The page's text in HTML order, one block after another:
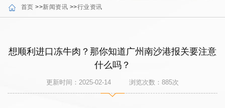
首页 >>新闻资讯 >>行业资讯
想顺利进口冻牛肉？那你知道广州南沙港报关要注意
什么吗？
更新时间：2025-02-14 浏览次数： 885次